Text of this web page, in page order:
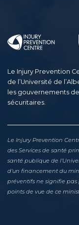
Le Injury Prevention
de l’Université de
les gouvernements
sécuritaires.
Le Injury Prevention
des Services de santé
santé publique de
d’un financement du
préventifs ne signifie pas
points de vue de ce